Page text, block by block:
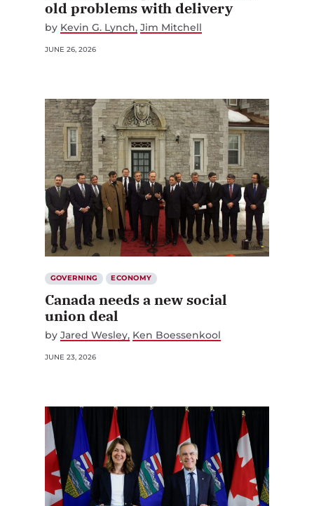
old problems with delivery
by Kevin G. Lynch Jim Mitchell
JUNE 26, 2026
GOVERNING ECONOMY
Canada needs a new social
union deal
by Jared Wesley Ken Boessenkool
JUNE 23, 2026